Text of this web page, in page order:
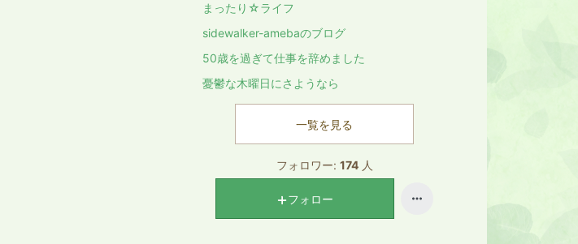
まったり☆ライフ
sidewalker-amebaのブログ
50歳を過ぎて仕事を辞めました
憂鬱な木曜日にさようなら
一覧を見る
フォロワー: 174 人
フォロー